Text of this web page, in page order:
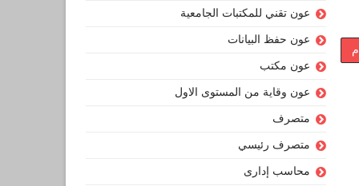
عون تقني للمكتبات الجامعية
عون حفظ البيانات
عون مكتب
عون وقاية من المستوى الاول
متصرف
متصرف رئيسي
محاسب إدارى